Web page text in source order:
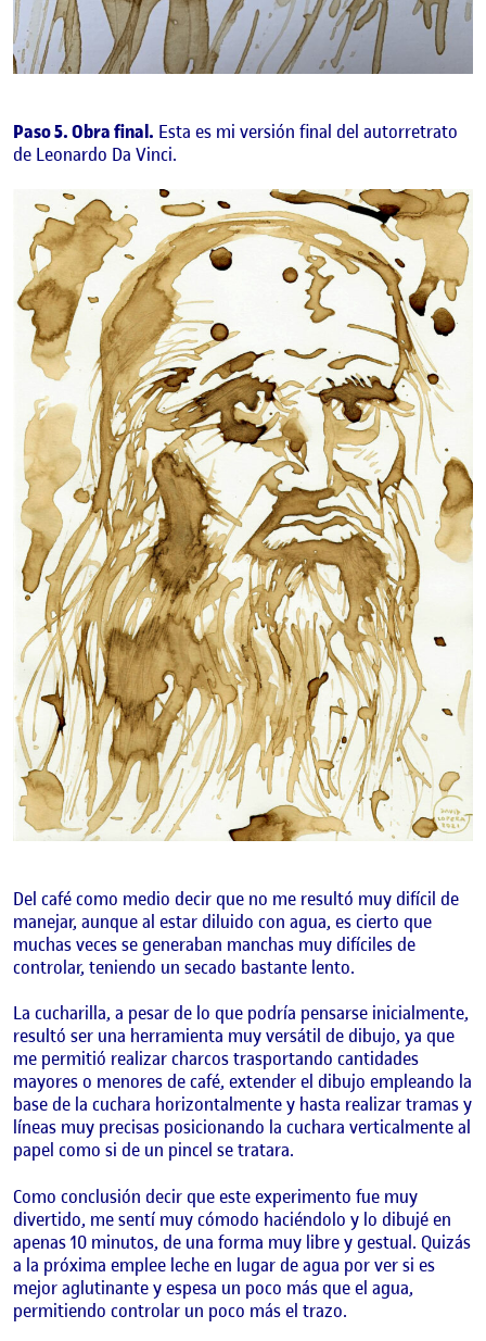
Paso 5. Obra final. Esta es mi versión final del autorretrato
de Leonardo Da Vinci.
Del café como medio decir que no me resultó muy difícil de
manejar, aunque al estar diluido con agua, es cierto que
muchas veces se generaban manchas muy difíciles de
controlar, teniendo un secado bastante lento.
La cucharilla, a pesar de lo que podría pensarse inicialmente,
resultó ser una herramienta muy versátil de dibujo, ya que
me permitió realizar charcos trasportando cantidades
mayores o menores de café, extender el dibujo empleando la
base de la cuchara horizontalmente y hasta realizar tramas y
líneas muy precisas posicionando la cuchara verticalmente al
papel como si de un pincel se tratara.
Como conclusión decir que este experimento fue muy
divertido, me sentí muy cómodo haciéndolo y lo dibujé en
apenas 10 minutos, de una forma muy libre y gestual. Quizás
a la próxima emplee leche en lugar de agua por ver si es
mejor aglutinante y espesa un poco más que el agua,
permitiendo controlar un poco más el trazo.